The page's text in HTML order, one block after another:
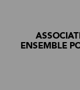
ENSEMBLE